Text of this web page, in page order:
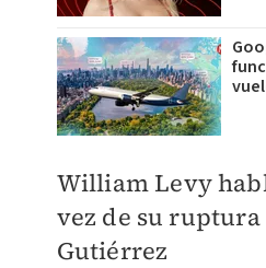
William Levy
vez de su ruptura
Gutiérrez